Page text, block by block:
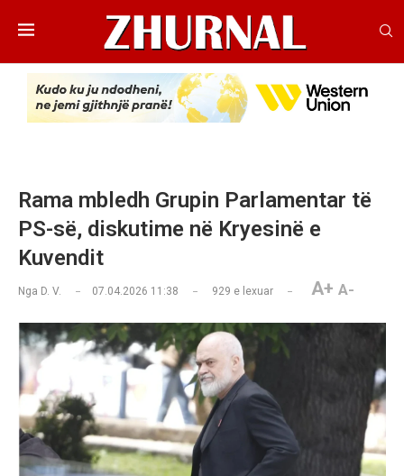
Rama mbledh Grupin Parlamentar të
PS-së, diskutime në Kryesinë e
Kuvendit
Nga D. V. 07.04.2026 11:38 929 e lexuar A+ A-